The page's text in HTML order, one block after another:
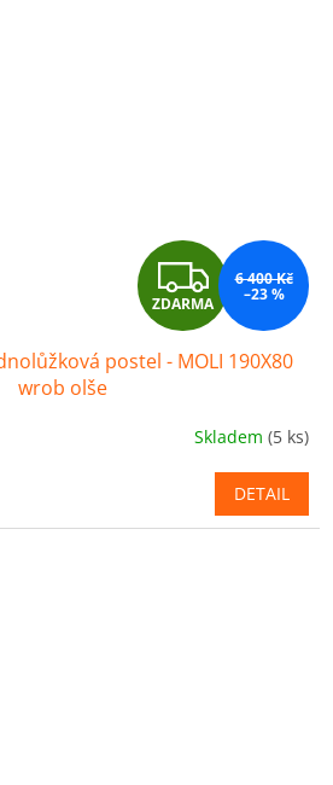
Z
D
A
R
M
A
ZDARMA
6 400 Kč
–23 %
postel - MOLI 190X80
wrob olše
Skladem (5 ks)
DETAIL